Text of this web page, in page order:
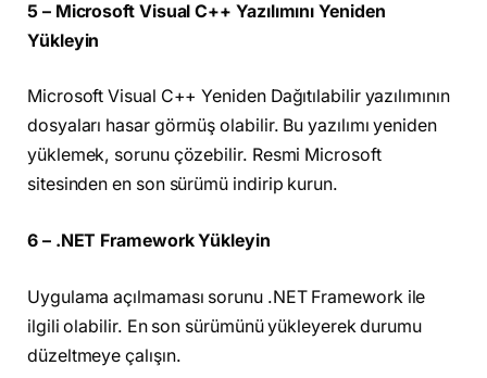
5 – Microsoft Visual C++ Yazılımını Yeniden
Yükleyin
Microsoft Visual C++ Yeniden Dağıtılabilir yazılımının
dosyaları hasar görmüş olabilir. Bu yazılımı yeniden
yüklemek, sorunu çözebilir. Resmi Microsoft
sitesinden en son sürümü indirip kurun.
6 – .NET Framework Yükleyin
Uygulama açılmaması sorunu .NET Framework ile
ilgili olabilir. En son sürümünü yükleyerek durumu
düzeltmeye çalışın.